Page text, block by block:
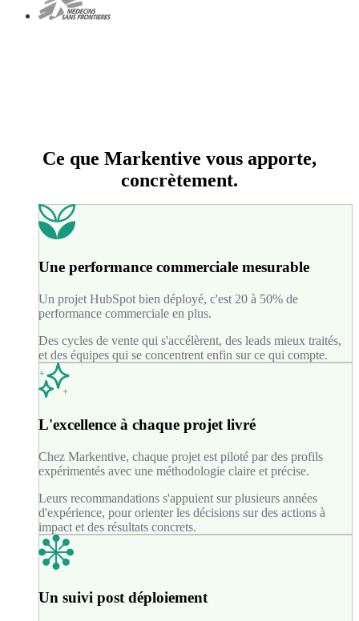
Ce que Markentive vous apporte,
concrètement.
Une performance commerciale mesurable
Un projet HubSpot bien déployé, c'est 20 à 50% de
performance commerciale en plus.
Des cycles de vente qui s'accélèrent, des leads mieux traités,
et des équipes qui se concentrent enfin sur ce qui compte.
L'excellence à chaque projet livré
Chez Markentive, chaque projet est piloté par des profils
expérimentés avec une méthodologie claire et précise.
Leurs recommandations s'appuient sur plusieurs années
d'expérience, pour orienter les décisions sur des actions à
impact et des résultats concrets.
Un suivi post déploiement